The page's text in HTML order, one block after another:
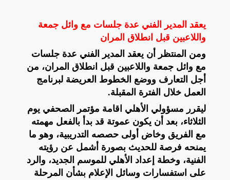
يعقد المدير الفني عدة جلسات مع وائل جمعة
واللاعبين قبل انطلاق المران
ومن المنتظر أن يعقد المدير الفني عدة جلسات
مع وائل جمعة واللاعبين قبل انطلاق المران، من
أجل التعارف ووضع الخطوط العريضة لبرنامج
العمل خلال الفترة المقبلة.
ليقرر مسؤولي الأهلي اقامة مؤتمر الصحفي يوم
الثلاثاء، بعد أن يكون عموتة قد بدأ بالفعل مهمته
مع الفريق وخاض أولى حصصه التدريبية، وهو ما
يمنحه فرصة للحديث بصورة أشمل عن رؤيته
الفنية، وخطة إعداد الأهلي للموسم الجديد، والرد
على استفسارات وسائل الإعلام بشأن المرحلة